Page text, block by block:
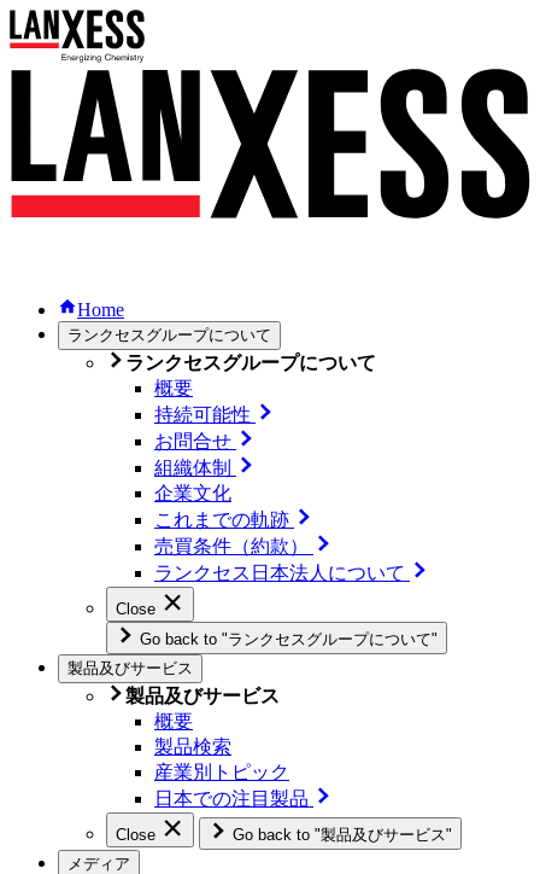
Home
ランクセスグループについて
ランクセスグループについて
概要
持続可能性
お問合せ
組織体制
企業文化
これまでの軌跡
売買条件（約款）
ランクセス日本法人について
Close
Go back to "ランクセスグループについて"
製品及びサービス
製品及びサービス
概要
製品検索
産業別トピック
日本での注目製品
Close
Go back to "製品及びサービス"
メディア